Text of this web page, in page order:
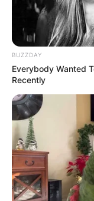
BUZZDAY
Everybody Wanted
Recently